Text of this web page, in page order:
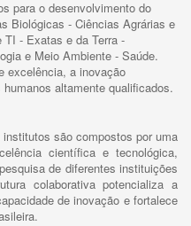
para o desenvolvimento do
Biológicas - Ciências Agrárias e
TI - Exatas e da Terra -
e Meio Ambiente - Saúde.
excelência, a inovação
altamente qualificados.
são compostos por uma
científica e tecnológica,
de diferentes instituições
colaborativa potencializa a
de inovação e fortalece